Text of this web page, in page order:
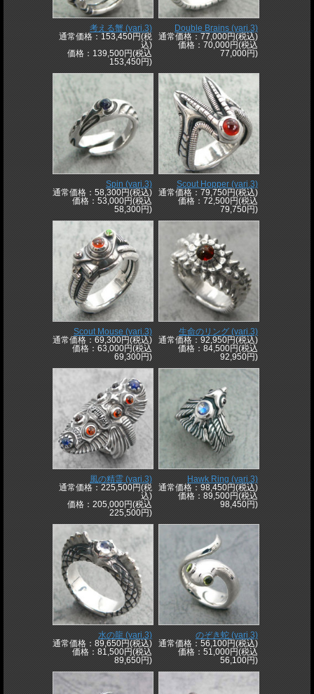
考える蟹 (vari.3)
通常価格：153,450円(税
込)
価格：139,500円(税込
153,450円)
Double Brains (vari.3)
通常価格：77,000円(税込)
価格：70,000円(税込
77,000円)
Spin (vari.3)
通常価格：58,300円(税込)
価格：53,000円(税込
58,300円)
Scout Hopper (vari.3)
通常価格：79,750円(税込)
価格：72,500円(税込
79,750円)
Scout Mouse (vari.3)
通常価格：69,300円(税込)
価格：63,000円(税込
69,300円)
生命のリング (vari.3)
通常価格：92,950円(税込)
価格：84,500円(税込
92,950円)
風の精霊 (vari.3)
通常価格：225,500円(税
込)
価格：205,000円(税込
225,500円)
Hawk Ring (vari.3)
通常価格：98,450円(税込)
価格：89,500円(税込
98,450円)
水の龍 (vari.3)
通常価格：89,650円(税込)
価格：81,500円(税込
89,650円)
のぞき蛇 (vari.3)
通常価格：56,100円(税込)
価格：51,000円(税込
56,100円)